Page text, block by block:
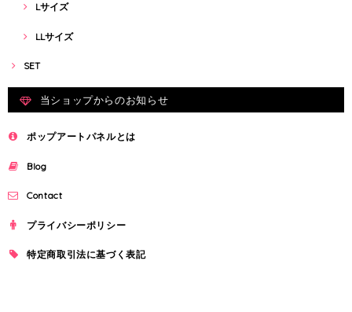
Lサイズ
LLサイズ
SET
当ショップからのお知らせ
ポップアートパネルとは
Blog
Contact
プライバシーポリシー
特定商取引法に基づく表記